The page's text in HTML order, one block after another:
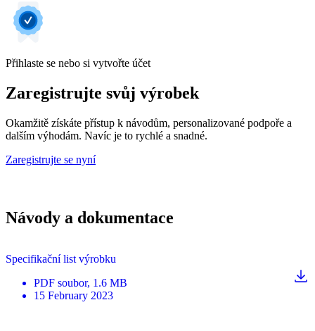
Přihlaste se nebo si vytvořte účet
Zaregistrujte svůj výrobek
Okamžitě získáte přístup k návodům, personalizované podpoře a
dalším výhodám. Navíc je to rychlé a snadné.
Zaregistrujte se nyní
Návody a dokumentace
Specifikační list výrobku
PDF soubor, 1.6 MB
15 February 2023